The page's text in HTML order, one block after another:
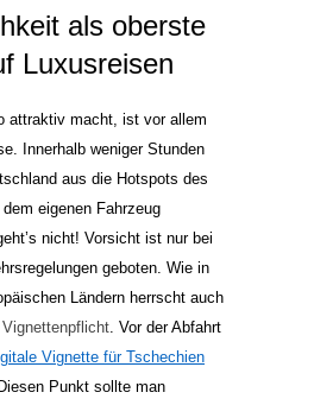
als oberste
Luxusreisen
attraktiv macht, ist vor allem
Innerhalb weniger Stunden
aus die Hotspots des
eigenen Fahrzeug
nicht! Vorsicht ist nur bei
geboten. Wie in
Ländern herrscht auch
. Vor der Abfahrt
Vignette für Tschechien
Punkt sollte man